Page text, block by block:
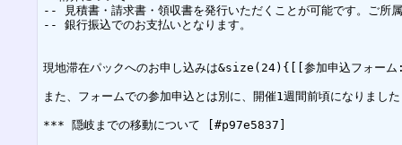
-- 見積書・請求書・領収書を発行いただくことが可能です。ご所
-- 銀行振込でのお支払いとなります。
現地滞在パックへのお申し込みは&size(24){[[参加申込フォ
また、フォームでの参加申込とは別に、開催1週間前頃になりま
*** 隠岐までの移動について [#p97e5837]